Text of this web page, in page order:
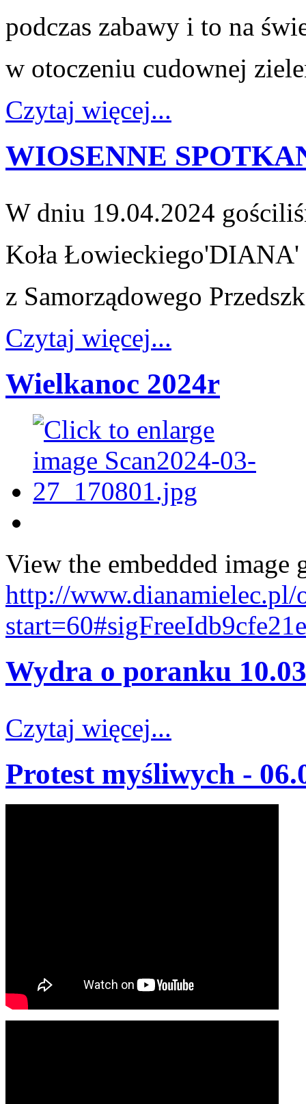
podczas zabawy i to na
w otoczeniu cudownej
Czytaj więcej...
WIOSENNE
W dniu 19.04.2024
Koła Łowieckiego'DIANA'
z Samorządowego
Czytaj więcej...
Wielkanoc 2024r
View the embedded image
http://www.dianamielec.pl/
Wydra o poranku
Czytaj więcej...
Protest myśliwych -